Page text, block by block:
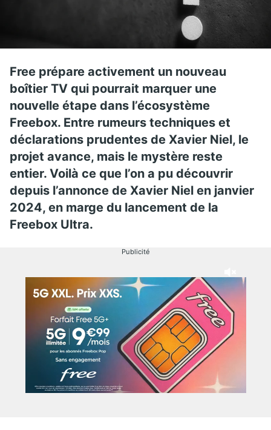
Free prépare activement un nouveau
boîtier TV qui pourrait marquer une
nouvelle étape dans l’écosystème
Freebox. Entre rumeurs techniques et
déclarations prudentes de Xavier Niel, le
projet avance, mais le mystère reste
entier. Voilà ce que l’on a pu découvrir
depuis l’annonce de Xavier Niel en janvier
2024, en marge du lancement de la
Freebox Ultra.
Publicité